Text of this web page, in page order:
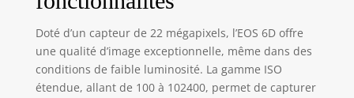
Doté d’un capteur de 22 mégapixels, l’EOS 6D offre
une qualité d’image exceptionnelle, même dans des
conditions de faible luminosité. La gamme ISO
étendue, allant de 100 à 102400, permet de capturer